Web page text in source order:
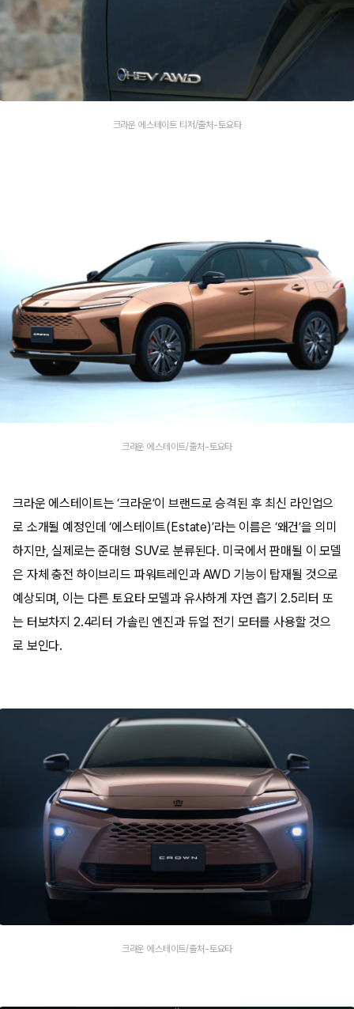
크라운 에스테이트 티저/출처-토요타
크라운 에스테이트/출처-토요타
크라운 에스테이트는 ‘크라운’이 브랜드로 승격된 후 최신 라인업으
로 소개될 예정인데 ‘에스테이트(Estate)’라는 이름은 ‘왜건’을 의미
하지만, 실제로는 준대형 SUV로 분류된다. 미국에서 판매될 이 모델
은 자체 충전 하이브리드 파워트레인과 AWD 기능이 탑재될 것으로
예상되며, 이는 다른 토요타 모델과 유사하게 자연 흡기 2.5리터 또
는 터보차지 2.4리터 가솔린 엔진과 듀얼 전기 모터를 사용할 것으
로 보인다.
크라운 에스테이트/출처-토요타